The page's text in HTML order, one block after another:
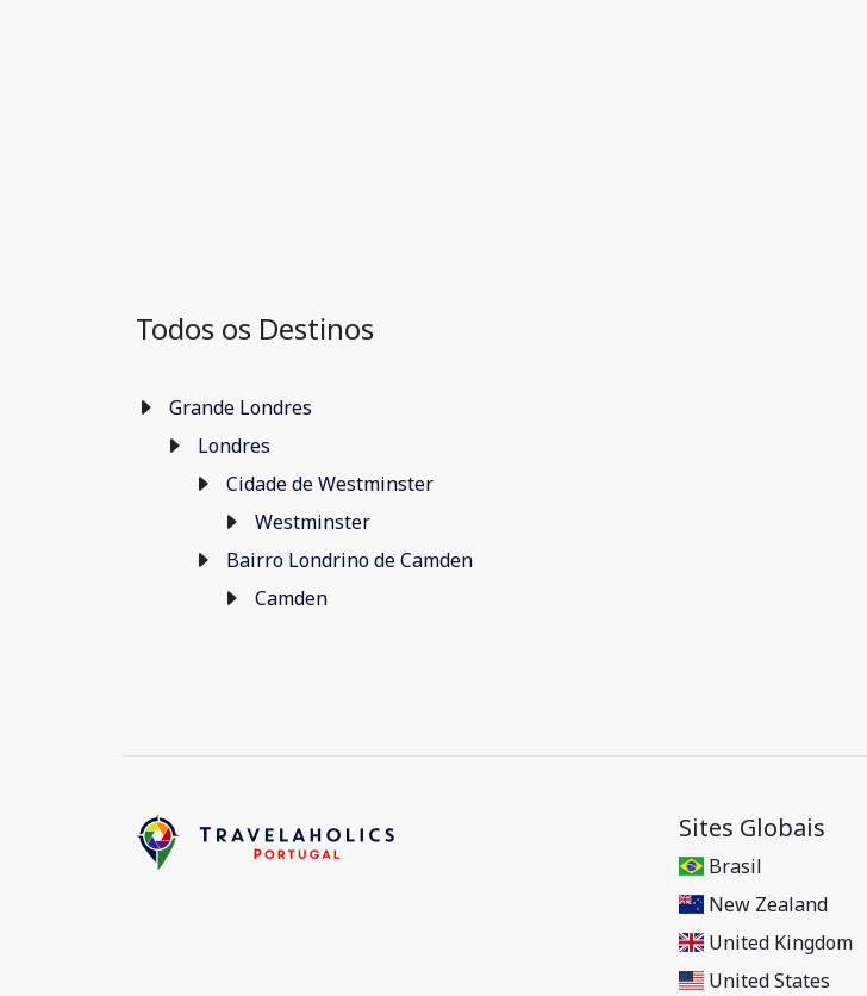
Todos os Destinos
Grande Londres
Londres
Cidade de Westminster
Westminster
Bairro Londrino de Camden
Camden
Sites Globais
Brasil
New Zealand
United Kingdom
United States